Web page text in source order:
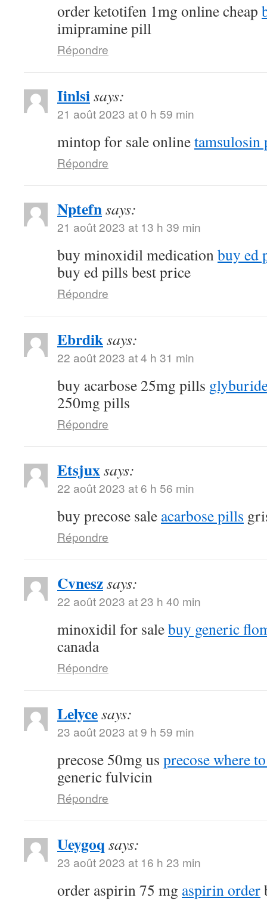
order ketotifen 1mg online cheap
imipramine pill
Répondre
Iinlsisays:
21 août 2023 at 0 h 59 min
mintop for sale onlinetamsulosin
Répondre
Nptefnsays:
21 août 2023 at 13 h 39 min
buy minoxidil medicationbuy ed
buy ed pills best price
Répondre
Ebrdiksays:
22 août 2023 at 4 h 31 min
buy acarbose 25mg pills
250mg pills
Répondre
Etsjuxsays:
22 août 2023 at 6 h 56 min
buy precose sale acarbose pills
Répondre
Cvneszsays:
22 août 2023 at 23 h 40 min
minoxidil for salebuy generic
canada
Répondre
Lelycesays:
23 août 2023 at 9 h 59 min
precose 50mg us precose where
generic fulvicin
Répondre
Ueygoq says:
23 août 2023 at 16 h 23 min
order aspirin 75 mg aspirin order